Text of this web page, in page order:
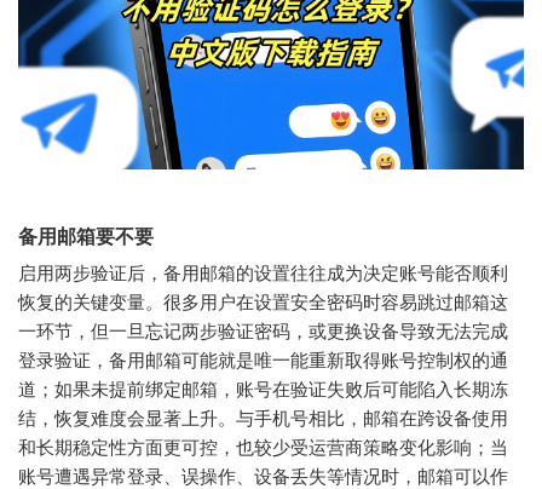
备用邮箱要不要
启用两步验证后，备用邮箱的设置往往成为决定账号能否顺利
恢复的关键变量。很多用户在设置安全密码时容易跳过邮箱这
一环节，但一旦忘记两步验证密码，或更换设备导致无法完成
登录验证，备用邮箱可能就是唯一能重新取得账号控制权的通
道；如果未提前绑定邮箱，账号在验证失败后可能陷入长期冻
结，恢复难度会显著上升。与手机号相比，邮箱在跨设备使用
和长期稳定性方面更可控，也较少受运营商策略变化影响；当
账号遭遇异常登录、误操作、设备丢失等情况时，邮箱可以作